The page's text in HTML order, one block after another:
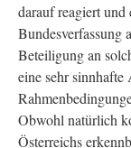
darauf reagiert
Bundesverfassung
Beteiligung an
eine sehr sinnhafte
Obwohl natürlich
Österreichs